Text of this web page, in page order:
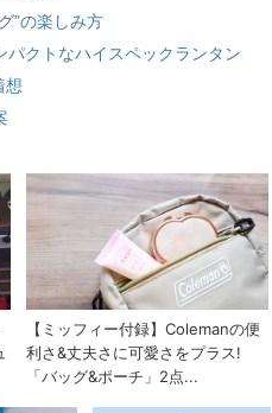
”の楽しみ方
クトなハイスペックランタン
想